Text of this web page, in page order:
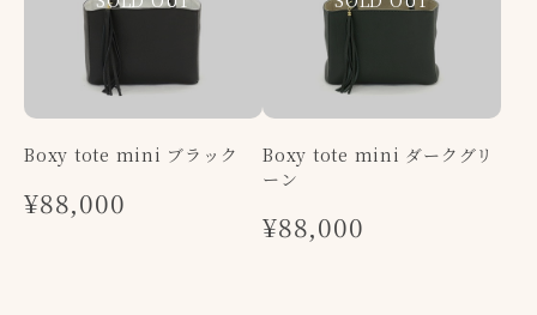
Boxy tote mini ブラック
¥88,000
Boxy tote mini ダークグリ
ーン
¥88,000